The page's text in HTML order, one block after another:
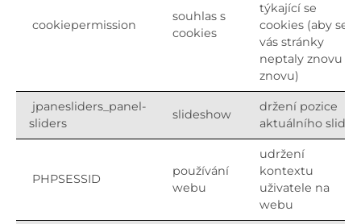
cookiepermission
souhlas s
cookies
týkající se
cookies (aby se
vás stránky
neptaly znovu a
znovu)
jpanesliders_panel-
sliders
slideshow
držení pozice
aktuálního slide
PHPSESSID
používání
webu
udržení
kontextu
uživatele na
webu